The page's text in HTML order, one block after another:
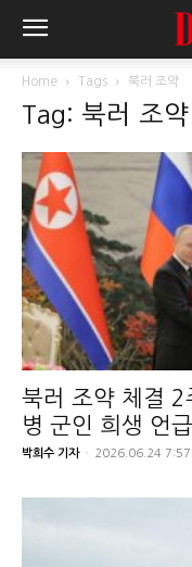
Home Tags 북러 조약
Tag: 북러 조약
북러 조약 체결
병 군인 희생 언급
박희수 기자 - 2026.06.24 7:57